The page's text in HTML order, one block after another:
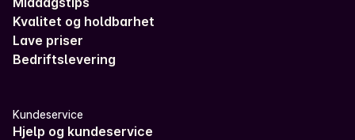
Kvalitet og holdbarhet
Lave priser
Bedriftslevering
Kundeservice
Hjelp og kundeservice